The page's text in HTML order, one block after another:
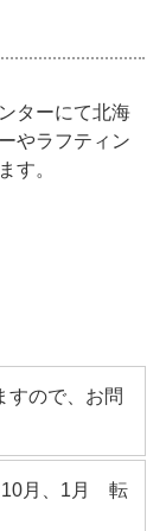
ターにて北海
やラフティン
す。
すので、お問
10月、1月 転